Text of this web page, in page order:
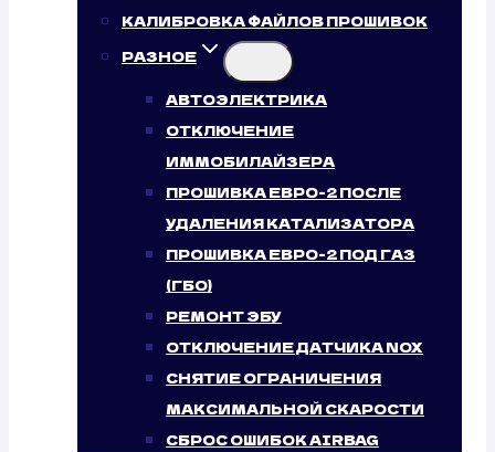
КАЛИБРОВКА ФАЙЛОВ ПРОШИВОК
РАЗНОЕ
АВТОЭЛЕКТРИКА
ОТКЛЮЧЕНИЕ
ИММОБИЛАЙЗЕРА
ПРОШИВКА ЕВРО-2 ПОСЛЕ
УДАЛЕНИЯ КАТАЛИЗАТОРА
ПРОШИВКА ЕВРО-2 ПОД ГАЗ
(ГБО)
РЕМОНТ ЭБУ
ОТКЛЮЧЕНИЕ ДАТЧИКА NOX
СНЯТИЕ ОГРАНИЧЕНИЯ
МАКСИМАЛЬНОЙ СКАРОСТИ
СБРОС ОШИБОК AIRBAG